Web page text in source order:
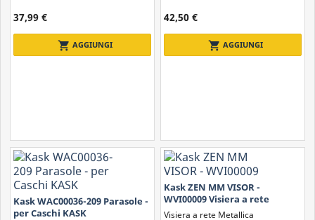
37,99 €
shopping_cart AGGIUNGI
42,50 €
shopping_cart AGGIUNGI
Kask WAC00036-209 Parasole -
per Caschi KASK
Kask ZEN MM VISOR -
WVI00009 Visiera a rete
Visiera a rete Metallica